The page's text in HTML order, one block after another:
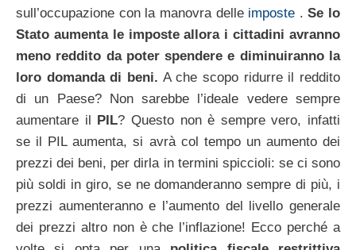
sull’occupazione con la manovra delleimposte .Se lo
Stato aumenta le imposte allora i cittadini avranno
meno reddito da poter spendere e diminuiranno la
loro domanda di beni. A che scopo ridurre il reddito
di un Paese? Non sarebbe l’ideale vedere sempre
aumentare il PIL? Questo non è sempre vero, infatti
se il PIL aumenta, si avrà col tempo un aumento dei
prezzi dei beni, per dirla in termini spiccioli: se ci sono
più soldi in giro, se ne domanderanno sempre di più, i
prezzi aumenteranno e l’aumento del livello generale
dei prezzi altro non è che l’inflazione! Ecco perché a